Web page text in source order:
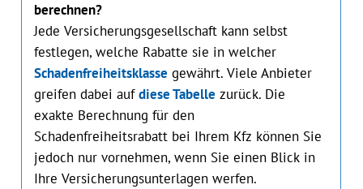
berechnen?
Jede Versicherungsgesellschaft kann selbst
festlegen, welche Rabatte sie in welcher
Schadenfreiheitsklasse gewährt. Viele Anbieter
greifen dabei aufdiese Tabelle zurück. Die
exakte Berechnung für den
Schadenfreiheitsrabatt bei Ihrem Kfz können Sie
jedoch nur vornehmen, wenn Sie einen Blick in
Ihre Versicherungsunterlagen werfen.